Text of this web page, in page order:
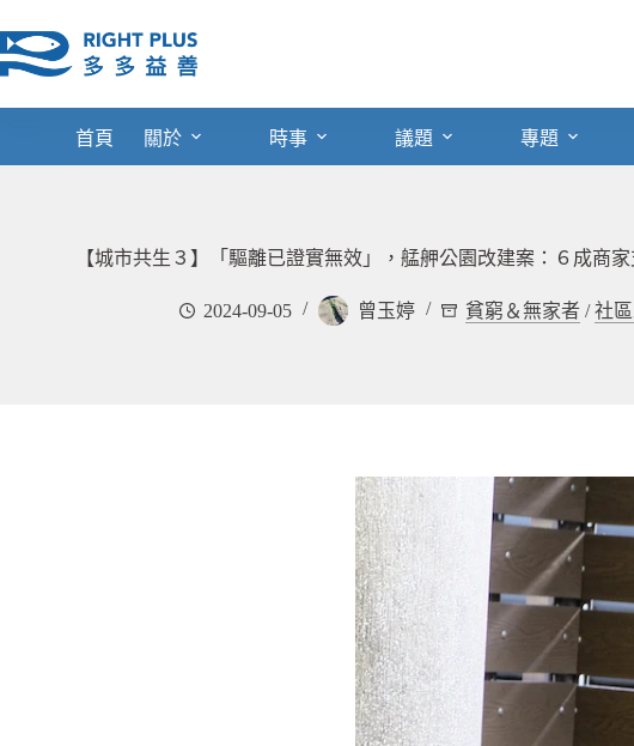
至
主
首頁 關於 時事 議題 專題
【城市共生３】「驅離已證實無效」，艋舺公園改建案：６成商家
2024-09-05 曾玉婷 貧窮＆無家者/社